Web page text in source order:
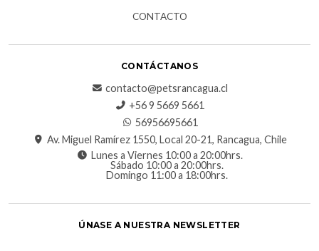
CONTACTO
CONTÁCTANOS
contacto@petsrancagua.cl
‪+56 9 5669 5661‬
56956695661‬
Av. Miguel Ramírez 1550, Local 20-21, Rancagua, Chile
Lunes a Viernes 10:00 a 20:00hrs.
Sábado 10:00 a 20:00hrs.
Domingo 11:00 a 18:00hrs.
ÚNASE A NUESTRA NEWSLETTER